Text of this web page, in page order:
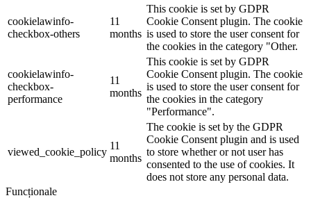
cookielawinfo-
checkbox-others
11
months
This cookie is set by GDPR
Cookie Consent plugin. The cookie
is used to store the user consent for
the cookies in the category "Other.
cookielawinfo-
checkbox-
performance
11
months
This cookie is set by GDPR
Cookie Consent plugin. The cookie
is used to store the user consent for
the cookies in the category
"Performance".
viewed_cookie_policy
11
months
The cookie is set by the GDPR
Cookie Consent plugin and is used
to store whether or not user has
consented to the use of cookies. It
does not store any personal data.
Funcționale